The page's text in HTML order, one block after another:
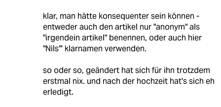
klar, man hätte konsequenter sein können -
entweder auch den artikel nur "anonym" als
"irgendein artikel" benennen, oder auch hier
"Nils"' klarnamen verwenden.
so oder so, geändert hat sich für ihn trotzdem
erstmal nix. und nach der hochzeit hat's sich eh
erledigt.